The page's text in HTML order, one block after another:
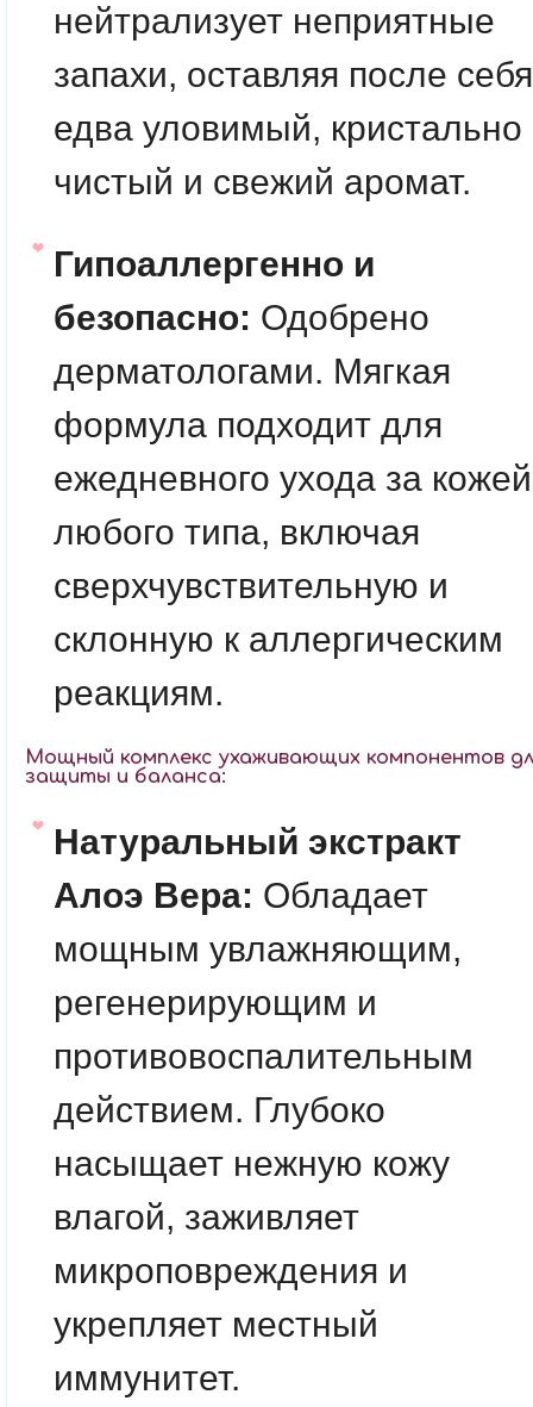
нейтрализует неприятные
запахи, оставляя после себя
едва уловимый, кристально
чистый и свежий аромат.
Гипоаллергенно и
безопасно: Одобрено
дерматологами. Мягкая
формула подходит для
ежедневного ухода за кожей
любого типа, включая
сверхчувствительную и
склонную к аллергическим
реакциям.
Мощный комплекс ухаживающих компонентов
защиты и баланса:
Натуральный экстракт
Алоэ Вера: Обладает
мощным увлажняющим,
регенерирующим и
противовоспалительным
действием. Глубоко
насыщает нежную кожу
влагой, заживляет
микроповреждения и
укрепляет местный
иммунитет.